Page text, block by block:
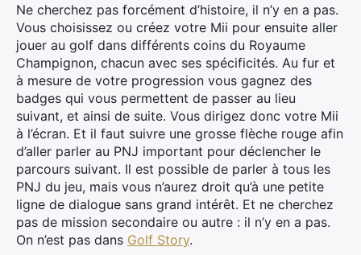
Ne cherchez pas forcément d’histoire, il n’y en a pas.
Vous choisissez ou créez votre Mii pour ensuite aller
jouer au golf dans différents coins du Royaume
Champignon, chacun avec ses spécificités. Au fur et
à mesure de votre progression vous gagnez des
badges qui vous permettent de passer au lieu
suivant, et ainsi de suite. Vous dirigez donc votre Mii
à l’écran. Et il faut suivre une grosse flèche rouge afin
d’aller parler au PNJ important pour déclencher le
parcours suivant. Il est possible de parler à tous les
PNJ du jeu, mais vous n’aurez droit qu’à une petite
ligne de dialogue sans grand intérêt. Et ne cherchez
pas de mission secondaire ou autre : il n’y en a pas.
On n’est pas dans Golf Story.